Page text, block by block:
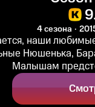
4 сезона
наши
Нюшенька,
Малышам